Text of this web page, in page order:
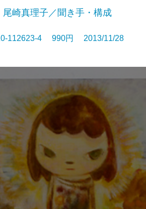
尾崎真理子／聞き手・構成
112623-4 990円 2013/11/28